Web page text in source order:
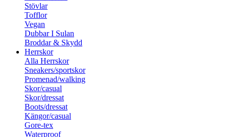
Stövlar
Tofflor
Vegan
Dubbar I Sulan
Broddar & Skydd
Herrskor
Alla Herrskor
Sneakers/sportskor
Promenad/walking
Skor/casual
Skor/dressat
Boots/dressat
Kängor/casual
Gore-tex
Waterproof